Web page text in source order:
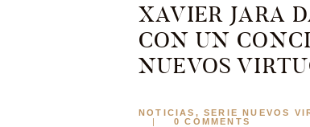
XAVIER JARA
CON UN
NUEVOS
NOTICIAS ,SERIE NUEVOS
0
COMMENTS